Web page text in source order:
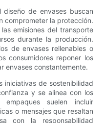
diseño de envases buscan
comprometer la protección.
emisiones del transporte
durante la producción.
de envases rellenables o
consumidores reponer los
envases constantemente.
iniciativas de sostenibilidad
y se alinea con los
suelen incluir
o mensajes que resaltan
con la responsabilidad